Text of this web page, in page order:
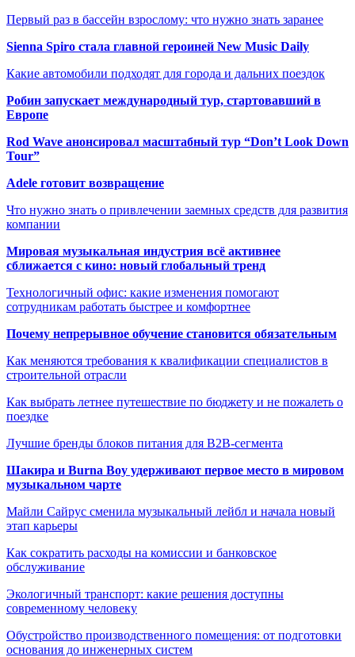
Первый раз в бассейн взрослому: что нужно знать заранее
Sienna Spiro стала главной героиней New Music Daily
Какие автомобили подходят для города и дальних поездок
Робин запускает международный тур, стартовавший в
Европе
Rod Wave анонсировал масштабный тур “Don’t Look Down
Tour”
Adele готовит возвращение
Что нужно знать о привлечении заемных средств для развития
компании
Мировая музыкальная индустрия всё активнее
сближается с кино: новый глобальный тренд
Технологичный офис: какие изменения помогают
сотрудникам работать быстрее и комфортнее
Почему непрерывное обучение становится обязательным
Как меняются требования к квалификации специалистов в
строительной отрасли
Как выбрать летнее путешествие по бюджету и не пожалеть о
поездке
Лучшие бренды блоков питания для B2B-сегмента
Шакира и Burna Boy удерживают первое место в мировом
музыкальном чарте
Майли Сайрус сменила музыкальный лейбл и начала новый
этап карьеры
Как сократить расходы на комиссии и банковское
обслуживание
Экологичный транспорт: какие решения доступны
современному человеку
Обустройство производственного помещения: от подготовки
основания до инженерных систем